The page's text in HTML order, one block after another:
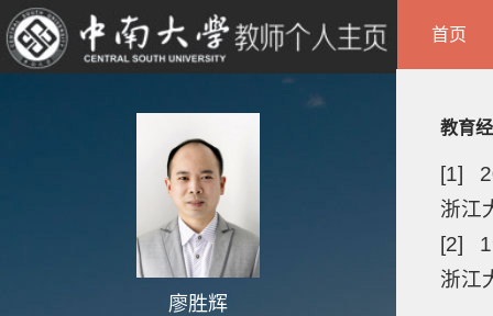
廖胜辉
首页
教育
[1]
浙江
[2]
浙江